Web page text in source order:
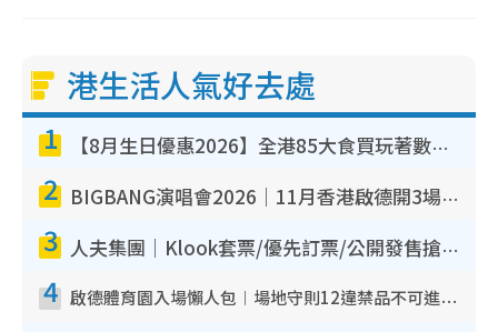
港生活人氣好去處
1 【8月生日優惠2026】全港85大食買玩著數攻略 自助餐/火鍋放題同行免費＋誠品/DONKI送現金券
2 BIGBANG演唱會2026｜11月香港啟德開3場！實名制VIP申請、優先購票攻略
3 人夫集團｜Klook套票/優先訂票/公開發售搶飛攻略！附票價.購票連結.場地座位表
4 啟德體育園入場懶人包︱場地守則12違禁品不可進場准帶細水樽但全場禁樽蓋！應援牌有限制！